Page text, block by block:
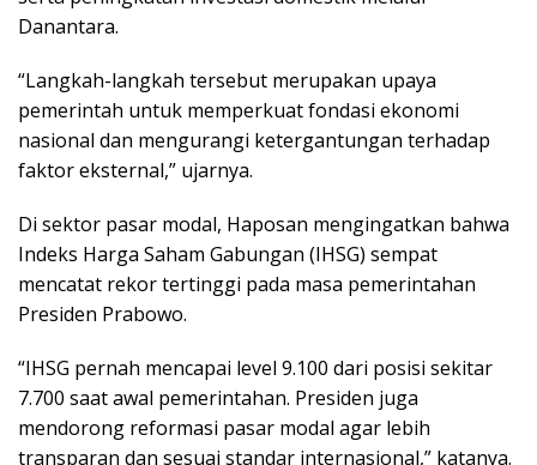
Danantara.
“Langkah-langkah tersebut merupakan upaya
pemerintah untuk memperkuat fondasi ekonomi
nasional dan mengurangi ketergantungan terhadap
faktor eksternal,” ujarnya.
Di sektor pasar modal, Haposan mengingatkan bahwa
Indeks Harga Saham Gabungan (IHSG) sempat
mencatat rekor tertinggi pada masa pemerintahan
Presiden Prabowo.
“IHSG pernah mencapai level 9.100 dari posisi sekitar
7.700 saat awal pemerintahan. Presiden juga
mendorong reformasi pasar modal agar lebih
transparan dan sesuai standar internasional,” katanya.